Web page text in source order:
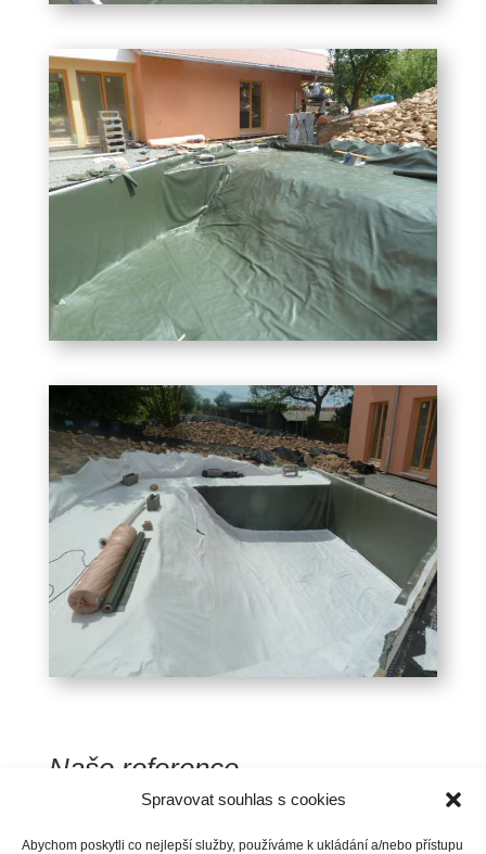
Spravovat souhlas s cookies
Abychom poskytli co nejlepší služby, používáme k ukládání a/nebo přístupu
Naše reference
Terasy a balkony